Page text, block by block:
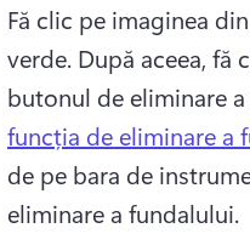
Fă clic pe imaginea
verde. După aceea, fă
butonul de eliminare
funcția de eliminare a
de pe bara de
eliminare a fundalului.